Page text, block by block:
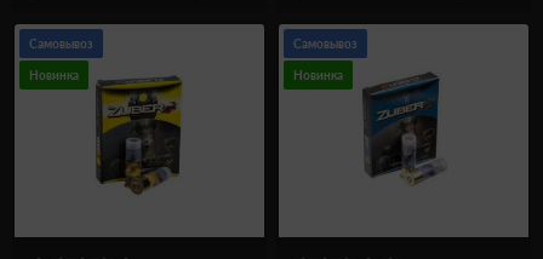
Самовывоз
Новинка
Самовывоз
Новинка